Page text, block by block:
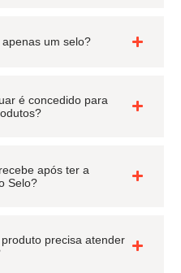
um selo?
é concedido para
após ter a
Selo?
precisa atender